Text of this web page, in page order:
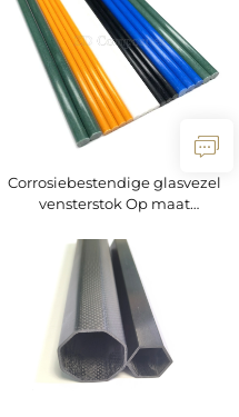
Corrosiebestendige glasvezel
vensterstok Op maat
glasvezelstaaf voor
gordijnstangen